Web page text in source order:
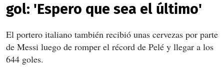
gol: 'Espero que sea el último'
El portero italiano también recibió unas cervezas por parte
de Messi luego de romper el récord de Pelé y llegar a los
644 goles.